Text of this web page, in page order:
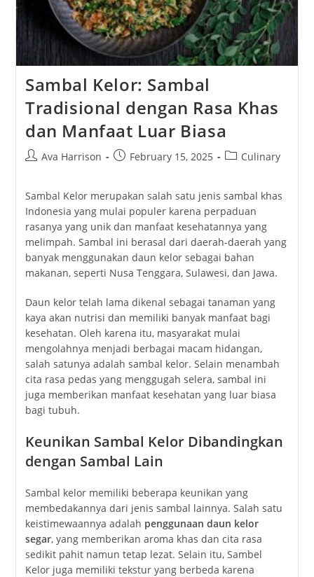
Sambal Kelor: Sambal
Tradisional dengan Rasa Khas
dan Manfaat Luar Biasa
PostAva Harrison
PostFebruary 15, 2025
PostCulinary
Sambal Kelor merupakan salah satu jenis sambal khas
Indonesia yang mulai populer karena perpaduan
rasanya yang unik dan manfaat kesehatannya yang
melimpah. Sambal ini berasal dari daerah-daerah yang
banyak menggunakan daun kelor sebagai bahan
makanan, seperti Nusa Tenggara, Sulawesi, dan Jawa.
Daun kelor telah lama dikenal sebagai tanaman yang
kaya akan nutrisi dan memiliki banyak manfaat bagi
kesehatan. Oleh karena itu, masyarakat mulai
mengolahnya menjadi berbagai macam hidangan,
salah satunya adalah sambal kelor. Selain menambah
cita rasa pedas yang menggugah selera, sambal ini
juga memberikan manfaat kesehatan yang luar biasa
bagi tubuh.
Keunikan Sambal Kelor Dibandingkan
dengan Sambal Lain
Sambal kelor memiliki beberapa keunikan yang
membedakannya dari jenis sambal lainnya. Salah satu
keistimewaannya adalah penggunaan daun kelor
segar, yang memberikan aroma khas dan cita rasa
sedikit pahit namun tetap lezat. Selain itu, Sambel
Kelor juga memiliki tekstur yang berbeda karena